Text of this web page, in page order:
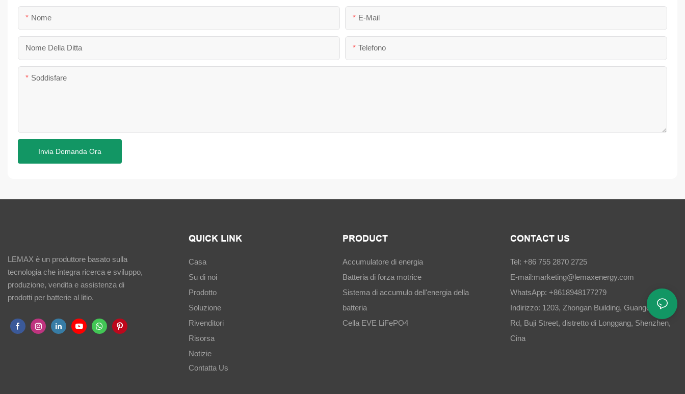
Nome E-Mail
Nome Della Ditta Telefono
Soddisfare
Invia Domanda Ora
LEMAX è un produttore basato sulla
tecnologia che integra ricerca e sviluppo,
produzione, vendita e assistenza di
prodotti per batterie al litio.
QUICK LINK
Casa
Su di noi
Prodotto
Soluzione
Rivenditori
Risorsa
Notizie
Contatta Us
PRODUCT
Accumulatore di energia
Batteria di forza motrice
Sistema di accumulo dell'energia della
batteria
Cella EVE LiFePO4
CONTACT US
Tel: +86 755 2870 2725
E-mail:marketing@lemaxenergy.com
WhatsApp: +8618948177279
Indirizzo: 1203, Zhongan Building, Guangchang
Rd, Buji Street, distretto di Longgang, Shenzhen,
Cina